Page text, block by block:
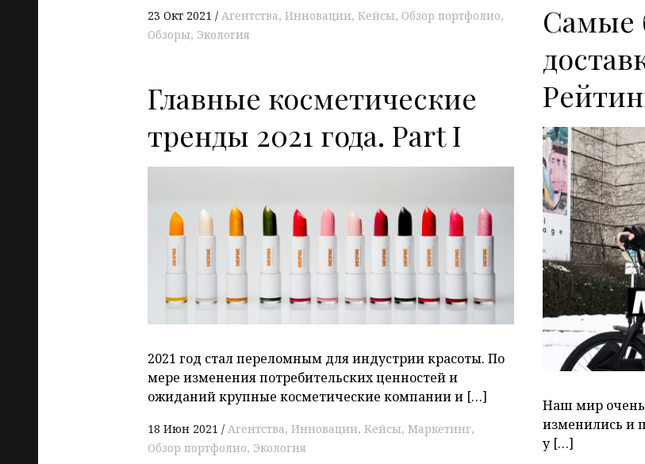
23 Окт 2021 Агентства Инновации Кейсы Обзор портфолио
Обзоры Экология
Самые
Наш мир очень
изменились и
у […]
Главные косметические
тренды 2021 года. Part I
P
2021 год стал переломным для индустрии красоты. По
мере изменения потребительских ценностей и
ожиданий крупные косметические компании и […]
18 Июн 2021 Агентства Инновации Кейсы Маркетинг
Обзор портфолио Экология